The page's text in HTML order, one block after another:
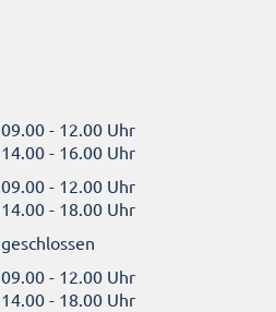
09.00 - 12.00 Uhr
14.00 - 16.00 Uhr
09.00 - 12.00 Uhr
14.00 - 18.00 Uhr
geschlossen
09.00 - 12.00 Uhr
14.00 - 18.00 Uhr